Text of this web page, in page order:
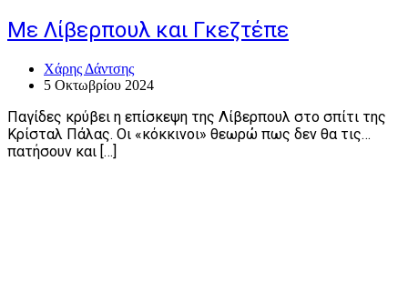
Με Λίβερπουλ και Γκεζτέπε
Χάρης Δάντσης
5 Οκτωβρίου 2024
Παγίδες κρύβει η επίσκεψη της Λίβερπουλ στο σπίτι της
Κρίσταλ Πάλας. Οι «κόκκινοι» θεωρώ πως δεν θα τις…
πατήσουν και […]